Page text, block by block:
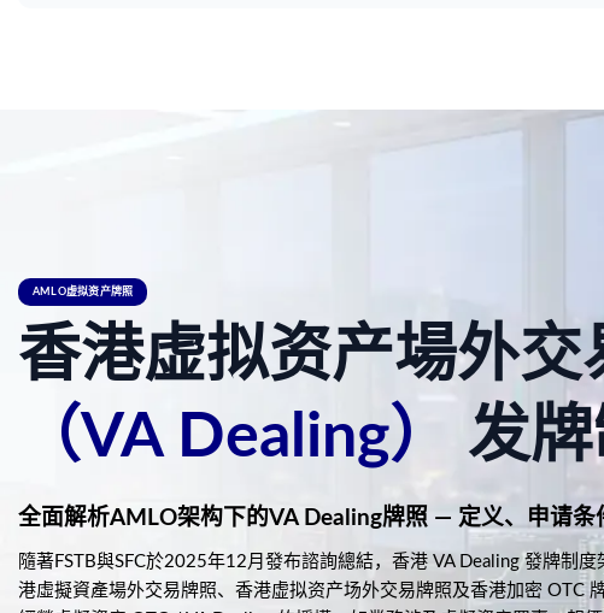
AMLO虚拟资产牌照
香港虚拟资产場外交
（VA Dealing）
发
全面解析AMLO架构下的VA Dealing牌照 — 定义、申请
隨著FSTB與SFC於2025年12月發布諮詢總結，香港 VA Dealing 發牌制
港虛擬資產場外交易牌照、香港虚拟资产场外交易牌照及香港加密 OTC